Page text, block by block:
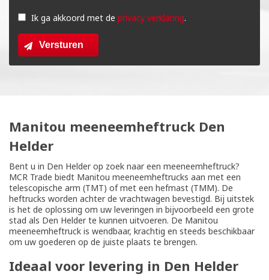
dit
veld
leeg
Ik ga akkoord met de privacy verklaring.
Versturen
Manitou meeneemheftruck Den
Helder
Bent u in Den Helder op zoek naar een meeneemheftruck?
MCR Trade biedt Manitou meeneemheftrucks aan met een
telescopische arm (TMT) of met een hefmast (TMM). De
heftrucks worden achter de vrachtwagen bevestigd. Bij uitstek
is het de oplossing om uw leveringen in bijvoorbeeld een grote
stad als Den Helder te kunnen uitvoeren. De Manitou
meeneemheftruck is wendbaar, krachtig en steeds beschikbaar
om uw goederen op de juiste plaats te brengen.
Ideaal voor levering in Den Helder